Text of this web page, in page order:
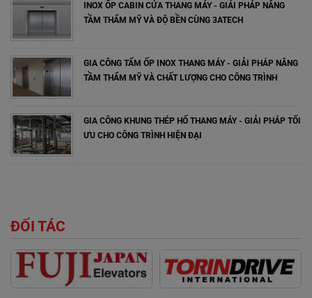
INOX ỐP CABIN CỬA THANG MÁY - GIẢI PHÁP NÂNG
TẦM THẨM MỸ VÀ ĐỘ BỀN CÙNG 3ATECH
GIA CÔNG TẤM ỐP INOX THANG MÁY - GIẢI PHÁP NÂNG
TẦM THẨM MỸ VÀ CHẤT LƯỢNG CHO CÔNG TRÌNH
GIA CÔNG KHUNG THÉP HỐ THANG MÁY - GIẢI PHÁP TỐI
ƯU CHO CÔNG TRÌNH HIỆN ĐẠI
ĐỐI TÁC